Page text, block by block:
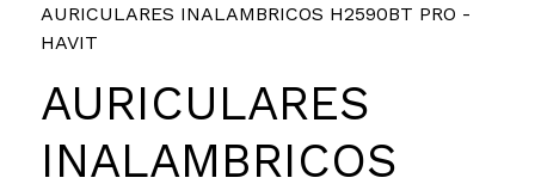
AURICULARES INALAMBRICOS H2590BT PRO -
HAVIT
AURICULARES
INALAMBRICOS